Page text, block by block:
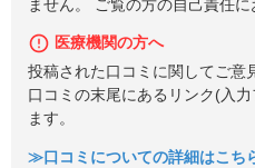
ません。 ご覧の方の自己責任に
医療機関の方へ
投稿された口コミに関してご意
口コミの末尾にあるリンク(入
ます。
≫口コミについての詳細はこち